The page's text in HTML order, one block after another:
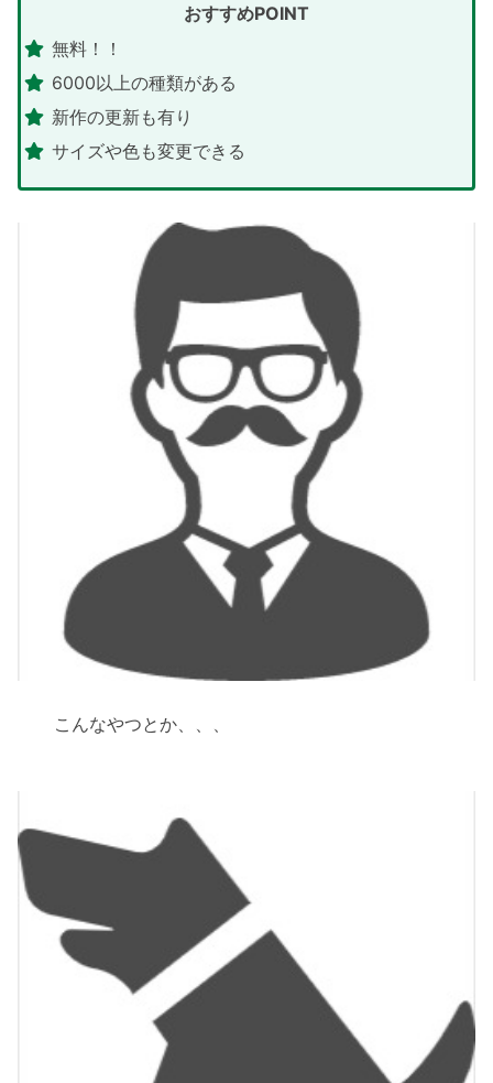
おすすめPOINT
無料！！
6000以上の種類がある
新作の更新も有り
サイズや色も変更できる
こんなやつとか、、、